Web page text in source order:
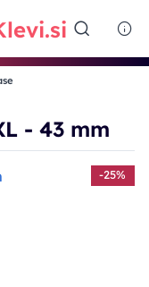
- 43 mm
-25%